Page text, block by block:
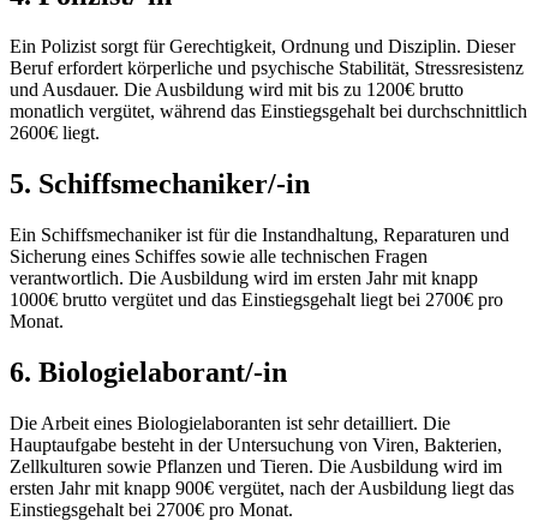
Ein Polizist sorgt für Gerechtigkeit, Ordnung und Disziplin. Dieser
Beruf erfordert körperliche und psychische Stabilität, Stressresistenz
und Ausdauer. Die Ausbildung wird mit bis zu 1200€ brutto
monatlich vergütet, während das Einstiegsgehalt bei durchschnittlich
2600€ liegt.
5. Schiffsmechaniker/-in
Ein Schiffsmechaniker ist für die Instandhaltung, Reparaturen und
Sicherung eines Schiffes sowie alle technischen Fragen
verantwortlich. Die Ausbildung wird im ersten Jahr mit knapp
1000€ brutto vergütet und das Einstiegsgehalt liegt bei 2700€ pro
Monat.
6. Biologielaborant/-in
Die Arbeit eines Biologielaboranten ist sehr detailliert. Die
Hauptaufgabe besteht in der Untersuchung von Viren, Bakterien,
Zellkulturen sowie Pflanzen und Tieren. Die Ausbildung wird im
ersten Jahr mit knapp 900€ vergütet, nach der Ausbildung liegt das
Einstiegsgehalt bei 2700€ pro Monat.